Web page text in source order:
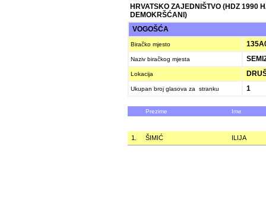
HRVATSKO ZAJEDNIŠTVO (HDZ 1990
DEMOKRŠĆANI)
VOGOŠĆA
Biračko mjesto
Naziv biračkog mjesta
Lokacija
Ukupan broj glasova za stranku 1
Prezime Ime
1. ŠIMIĆ ILIJA